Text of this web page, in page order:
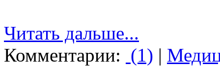
Читать дальше...
Комментарии: (1) |